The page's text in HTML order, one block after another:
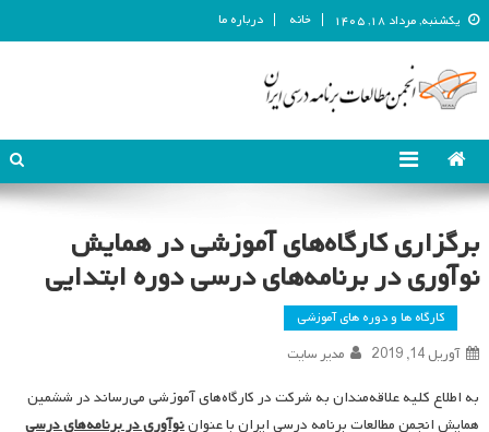
یکشنبه, مرداد ۱۸, ۱۴۰۵ خانه درباره ما
انجمن مطالعات برنامه درسی ایران
برگزاری کارگاه‌های آموزشی در همایش
نوآوری در برنامه‌های درسی دوره ابتدایی
کارگاه ها و دوره های آموزشی
آوریل 14, 2019 مدیر سایت
به اطلاع کلیه علاقه‌مندان به شرکت در کارگاه‌های آموزشی می‌رساند در ششمین
همایش انجمن مطالعات برنامه درسی ایران با عنواننوآوری در برنامه‌های درسی